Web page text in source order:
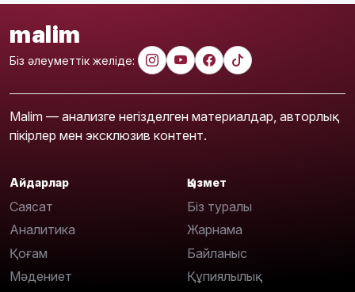
malim
Біз әлеуметтік желіде:
Malim — анализге негізделген материалдар, авторлық
пікірлер мен эксклюзив контент.
Айдарлар
Саясат
Аналитика
Қоғам
Мәдениет
Қызмет
Біз туралы
Жарнама
Байланыс
Құпиялылық